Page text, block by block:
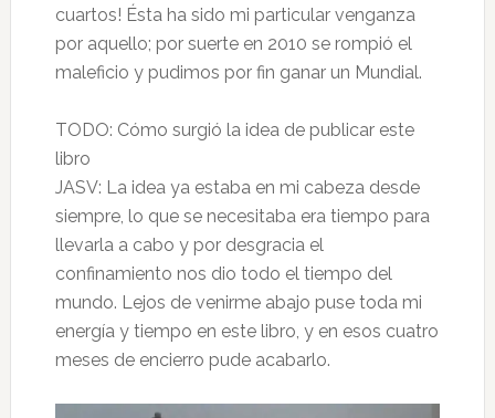
cuartos! Ésta ha sido mi particular venganza
por aquello; por suerte en 2010 se rompió el
maleficio y pudimos por fin ganar un Mundial.
TODO: Cómo surgió la idea de publicar este
libro
JASV: La idea ya estaba en mi cabeza desde
siempre, lo que se necesitaba era tiempo para
llevarla a cabo y por desgracia el
confinamiento nos dio todo el tiempo del
mundo. Lejos de venirme abajo puse toda mi
energía y tiempo en este libro, y en esos cuatro
meses de encierro pude acabarlo.